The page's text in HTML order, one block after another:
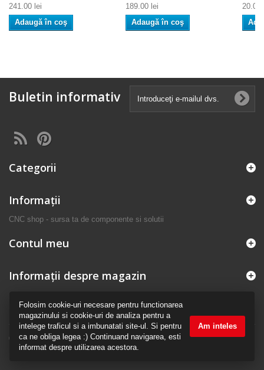
241.00 lei
Adaugă în coş
189.00 lei
Adaugă în coş
20.00
Buletin informativ
Categorii
Informaţii
CNC shop - sursa ta de componente si solutii
© 2026 - Made with love by CNC shop
Contul meu
Informații despre magazin
Folosim cookie-uri necesare pentru functionarea
magazinului si cookie-uri de analiza pentru a
intelege traficul si a imbunatati site-ul. Si pentru
ca ne obliga legea :) Continuand navigarea, esti
informat despre utilizarea acestora.
Am inteles